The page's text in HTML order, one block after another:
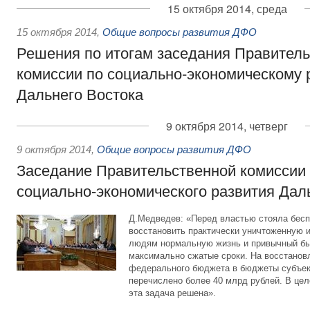
15 октября 2014, среда
15 октября 2014, Общие вопросы развития ДФО
Решения по итогам заседания
комиссии по социально-экономическому
Дальнего Востока
9 октября 2014, четверг
9 октября 2014, Общие вопросы развития ДФО
Заседание Правительственной
социально-экономического развития
Д.Медведев: «Перед властью стояла
восстановить практически уничтоженную
людям нормальную жизнь и привычный
максимально сжатые сроки. На
федерального бюджета в бюджеты
перечислено более 40 млрд рублей. В
эта задача решена».